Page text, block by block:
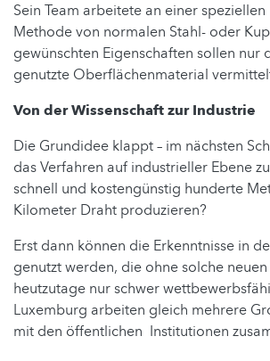
Sein Team arbeitete an einer
Methode von normalen Stahl- oder
gewünschten Eigenschaften sollen nur
genutzte Oberflächenmaterial
Von der Wissenschaft zur Industrie
Die Grundidee klappt – im nächsten
das Verfahren auf industrieller Ebene
schnell und kostengünstig hunderte
Kilometer Draht produzieren?
Erst dann können die Erkenntnisse in
genutzt werden, die ohne solche
heutzutage nur schwer
Luxemburg arbeiten gleich mehrere
mit den öffentlichen Institutionen